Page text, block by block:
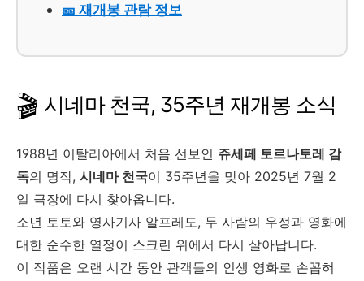
🎫 재개봉 관람 정보
🎬 시네마 천국, 35주년 재개봉 소식
1988년 이탈리아에서 처음 선보인 쥬세페 토르나토레 감
독의 명작, 시네마 천국이 35주년을 맞아 2025년 7월 2
일 극장에 다시 찾아옵니다.
소년 토토와 영사기사 알프레도, 두 사람의 우정과 영화에
대한 순수한 열정이 스크린 위에서 다시 살아납니다.
이 작품은 오랜 시간 동안 관객들의 인생 영화로 손꼽혀